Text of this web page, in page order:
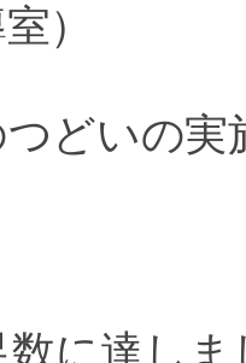
）
どいの実
に達しま